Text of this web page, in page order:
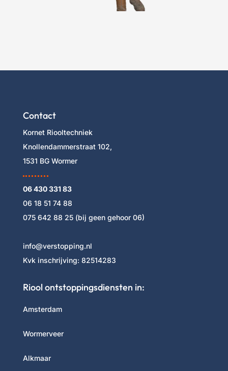
Contact
Kornet Riooltechniek
Knollendammerstraat 102,
1531 BG Wormer
06 430 331 83
06 18 51 74 88
075 642 88 25(bij geen gehoor 06)
info@verstopping.nl
Kvk inschrijving: 82514283
Riool ontstoppingsdiensten in:
Amsterdam
Wormerveer
Alkmaar